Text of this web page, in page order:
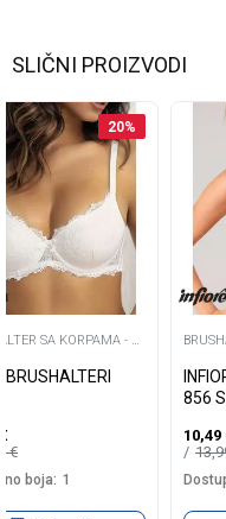
SLIČNI PROIZVODI
20%
SA KORPAMA - D
BRUSHALTERI
€
€
boja: 1
856
10,49